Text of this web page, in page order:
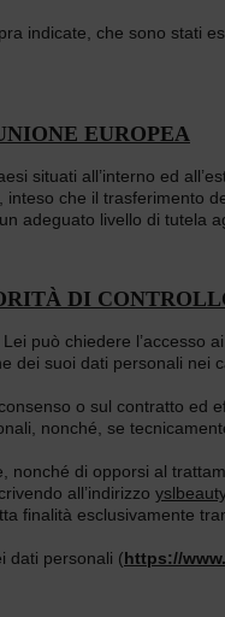
indicate, che sono stati
EUROPEA
situati all’interno ed
che il trasferimento
adeguato livello di tutela
DI
, Lei può chiedere l’accesso
dei suoi dati personali nei
o sul contratto ed
nonché, se
di opporsi al
all’indirizzo
finalità esclusivamente
dati personali (https://